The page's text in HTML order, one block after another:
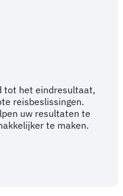
tot het eindresultaat,
reisbeslissingen.
uw resultaten te
te maken.